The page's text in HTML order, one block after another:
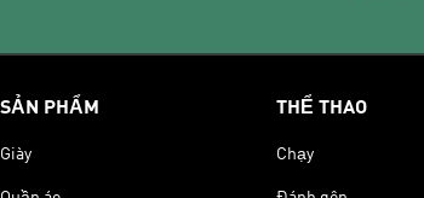
SẢN PHẨM
Giày
THỂ THAO
Chạy